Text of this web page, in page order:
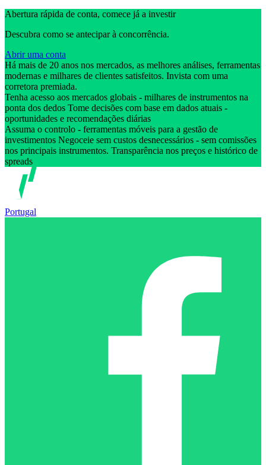
Abertura rápida de conta, comece já a investir
Descubra como se antecipar à concorrência.
Abrir uma conta
Há mais de 20 anos nos mercados, as melhores análises, ferramentas
modernas e milhares de clientes satisfeitos. Invista com uma
corretora premiada.
Tenha acesso aos mercados globais - milhares de instrumentos na
ponta dos dedos Tome decisões com base em dados atuais -
oportunidades e recomendações diárias
Assuma o controlo - ferramentas móveis para a gestão de
investimentos Negoceie sem custos desnecessários - sem comissões
nos principais instrumentos. Transparência nos preços e histórico de
spreads
Portugal